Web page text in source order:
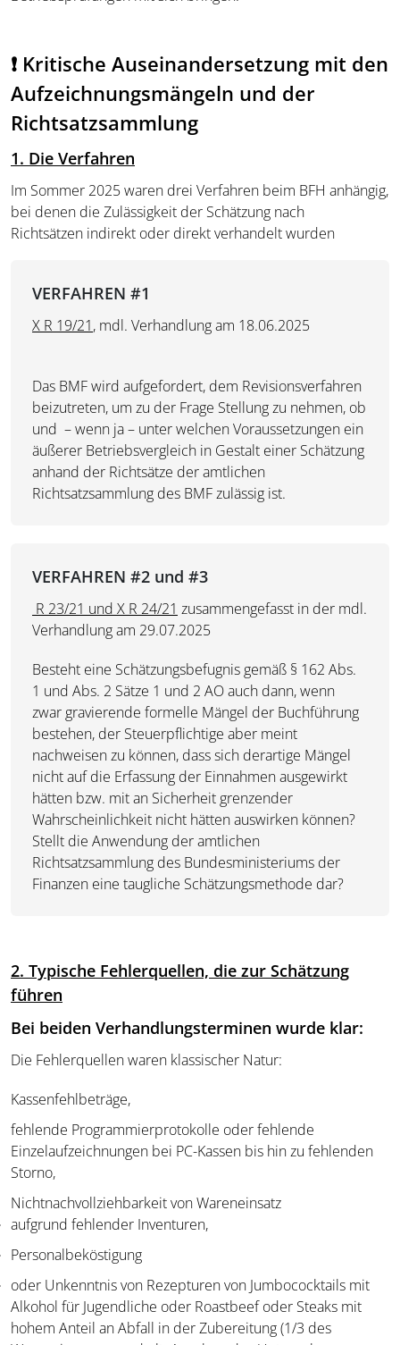
❗ Kritische Auseinandersetzung mit den
Aufzeichnungsmängeln und der
Richtsatzsammlung
1. Die Verfahren
Im Sommer 2025 waren drei Verfahren beim BFH anhängig,
bei denen die Zulässigkeit der Schätzung nach
Richtsätzen indirekt oder direkt verhandelt wurden
VERFAHREN #1
X R 19/21, mdl. Verhandlung am 18.06.2025
Das BMF wird aufgefordert, dem Revisionsverfahren
beizutreten, um zu der Frage Stellung zu nehmen, ob
und – wenn ja – unter welchen Voraussetzungen ein
äußerer Betriebsvergleich in Gestalt einer Schätzung
anhand der Richtsätze der amtlichen
Richtsatzsammlung des BMF zulässig ist.
VERFAHREN #2 und #3
R 23/21 und X R 24/21 zusammengefasst in der mdl.
Verhandlung am 29.07.2025
Besteht eine Schätzungsbefugnis gemäß § 162 Abs.
1 und Abs. 2 Sätze 1 und 2 AO auch dann, wenn
zwar gravierende formelle Mängel der Buchführung
bestehen, der Steuerpflichtige aber meint
nachweisen zu können, dass sich derartige Mängel
nicht auf die Erfassung der Einnahmen ausgewirkt
hätten bzw. mit an Sicherheit grenzender
Wahrscheinlichkeit nicht hätten auswirken können?
Stellt die Anwendung der amtlichen
Richtsatzsammlung des Bundesministeriums der
Finanzen eine taugliche Schätzungsmethode dar?
2. Typische Fehlerquellen, die zur Schätzung
führen
Bei beiden Verhandlungsterminen wurde klar:
Die Fehlerquellen waren klassischer Natur:
Kassenfehlbeträge,
fehlende Programmierprotokolle oder fehlende
Einzelaufzeichnungen bei PC-Kassen bis hin zu fehlenden
Storno,
Nichtnachvollziehbarkeit von Wareneinsatz
aufgrund fehlender Inventuren,
Personalbeköstigung
oder Unkenntnis von Rezepturen von Jumbococktails mit
Alkohol für Jugendliche oder Roastbeef oder Steaks mit
hohem Anteil an Abfall in der Zubereitung (1/3 des